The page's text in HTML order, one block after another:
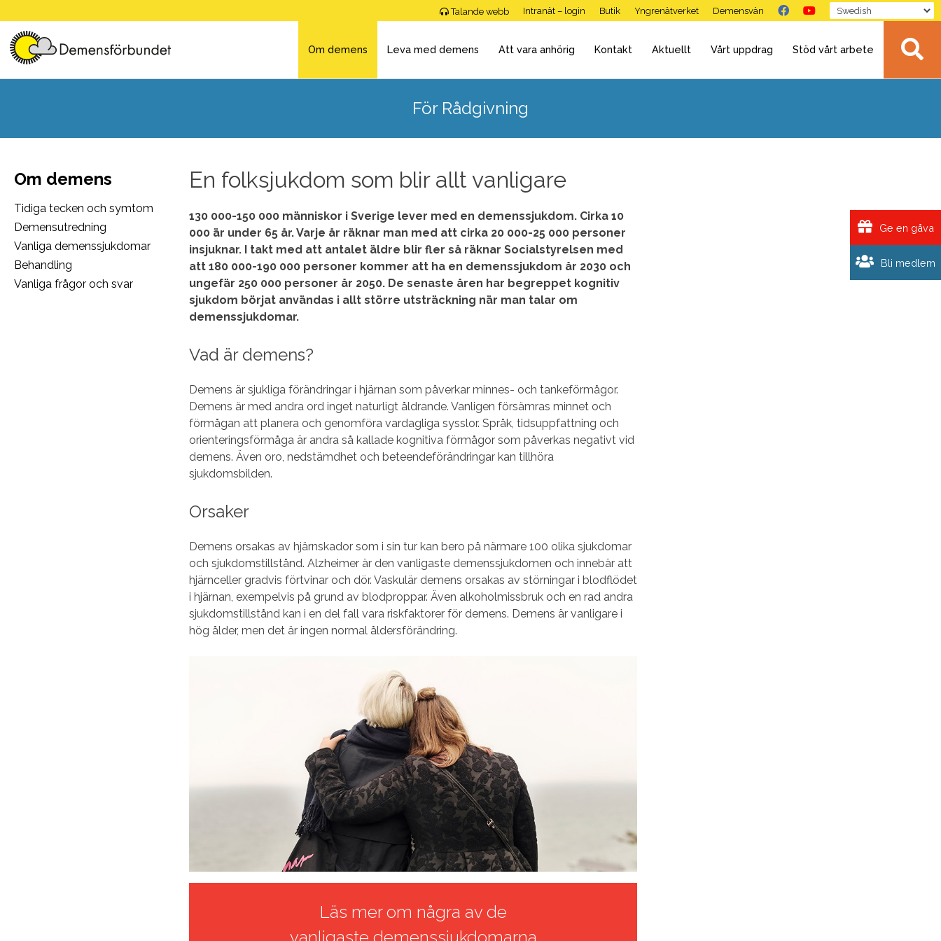
to
content
Talande webb Intranät – login Butik Yngrenätverket Demensvän
Om demens Leva med demens Att vara anhörig Kontakt Aktuellt Vårt uppdrag Stöd vårt arbete
För Rådgivning
Om demens
Tidiga tecken och symtom
Demensutredning
Vanliga demenssjukdomar
Behandling
Vanliga frågor och svar
En folksjukdom som blir allt vanligare
130 000-150 000 människor i Sverige lever med en demenssjukdom. Cirka 10
000 är under 65 år. Varje år räknar man med att cirka 20 000-25 000 personer
insjuknar. I takt med att antalet äldre blir fler så räknar Socialstyrelsen med
att 180 000-190 000 personer kommer att ha en demenssjukdom år 2030 och
ungefär 250 000 personer år 2050. De senaste åren har begreppet kognitiv
sjukdom börjat användas i allt större utsträckning när man talar om
demenssjukdomar.
Vad är demens?
Demens är sjukliga förändringar i hjärnan som påverkar minnes- och tankeförmågor.
Demens är med andra ord inget naturligt åldrande. Vanligen försämras minnet och
förmågan att planera och genomföra vardagliga sysslor. Språk, tidsuppfattning och
orienteringsförmåga är andra så kallade kognitiva förmågor som påverkas negativt vid
demens. Även oro, nedstämdhet och beteendeförändringar kan tillhöra
sjukdomsbilden.
Orsaker
Demens orsakas av hjärnskador som i sin tur kan bero på närmare 100 olika sjukdomar
och sjukdomstillstånd. Alzheimer är den vanligaste demenssjukdomen och innebär att
hjärnceller gradvis förtvinar och dör. Vaskulär demens orsakas av störningar i blodflödet
i hjärnan, exempelvis på grund av blodproppar. Även alkoholmissbruk och en rad andra
sjukdomstillstånd kan i en del fall vara riskfaktorer för demens. Demens är vanligare i
hög ålder, men det är ingen normal åldersförändring.
Läs mer om några av de
Bli medlem
Ge en gåva